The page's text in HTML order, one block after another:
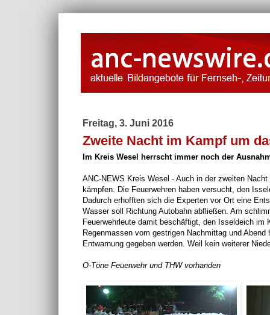
Freitag, 3. Juni 2016
Zweite Nacht im Kampf um
Im Kreis Wesel herrscht immer noch der
ANC-NEWS Kreis Wesel - Auch in der zweiten
kämpfen. Die Feuerwehren haben versucht, den
Dadurch erhofften sich die Experten vor Ort eine
Wasser soll Richtung Autobahn abfließen. Am
Feuerwehrleute damit beschäftigt, den Isseldeich
Regenmassen vom gestrigen Nachmittag und
Entwarnung gegeben werden. Weil kein weiterer
O-Töne Feuerwehr und THW vorhanden